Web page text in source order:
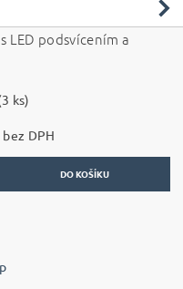
LED podsvícením a
ks)
379,34 Kč bez DPH